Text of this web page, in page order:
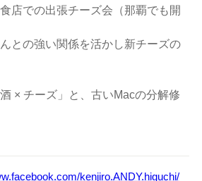
店での出張チーズ会（那覇でも開
との強い関係を活かし新チーズの
× チーズ」と、古いMacの分解修
kenjiro.ANDY.higuchi/